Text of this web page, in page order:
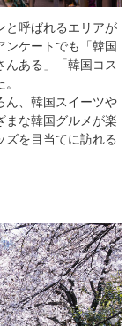
と呼ばれるエリアが
ンケートでも「韓国
んある」「韓国コス
。
ん、韓国スイーツや
まな韓国グルメが楽
ズを目当てに訪れる